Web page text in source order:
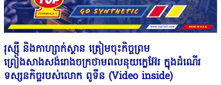
រុស្ស៊ី និងកាហ្សាក់ស្ថាន ត្រៀមចុះកិច្ចព្រម
ព្រៀងសាងសង់រោងចក្រថាមពលនុយក្លេអ៊ែរ ក្នុងដំណើរ
ទស្សនកិច្ចរបស់លោក ពូទីន (Video inside)